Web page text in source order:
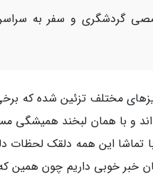
گردشگری و سفر به
مختلف تزئین شده که
و با همان لبخند همیشگی
این همه دلقک لحظات
خبر خوبی داریم چون همین